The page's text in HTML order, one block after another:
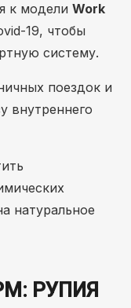
к модели Work
19, чтобы
систему.
поездок и
внутреннего
натуральное
РУПИЯ